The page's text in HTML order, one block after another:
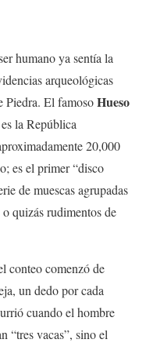
humano ya sentía la
arqueológicas
Piedra. El famosoHueso
la República
20,000
es el primer “disco
de muescas agrupadas
quizás rudimentos de
conteo comenzó de
un dedo por cada
cuando el hombre
“tres vacas”, sino el